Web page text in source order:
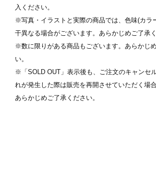
入ください。
※写真・イラストと実際の商品では、色味(カラ
干異なる場合がございます。あらかじめご了承く
※数に限りがある商品もございます。あらかじ
い。
※「SOLD OUT」表示後も、ご注文のキャンセ
れが発生した際は販売を再開させていただく場
あらかじめご了承ください。